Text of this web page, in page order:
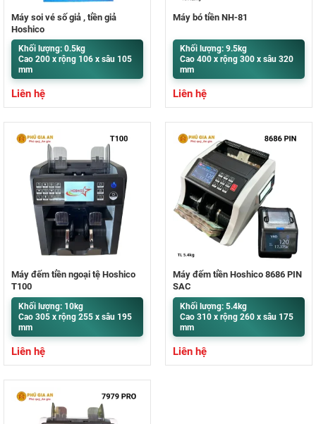
Máy soi vé số giả , tiền giả
Hoshico
Khối lượng: 0.5kg
Cao 200 x rộng 106 x sâu 105
mm
Liên hệ
Máy bó tiền NH-81
Khối lượng: 9.5kg
Cao 400 x rộng 300 x sâu 320
mm
Liên hệ
Máy đếm tiền ngoại tệ Hoshico
T100
Khối lượng: 10kg
Cao 305 x rộng 255 x sâu 195
mm
Liên hệ
Máy đếm tiền Hoshico 8686 PIN
SẠC
Khối lượng: 5.4kg
Cao 310 x rộng 260 x sâu 175
mm
Liên hệ